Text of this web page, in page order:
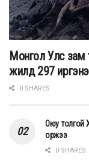
Монгол Улс зам
жилд 297
0 SHARES
Оюу толгой
оржээ
0 SHARES